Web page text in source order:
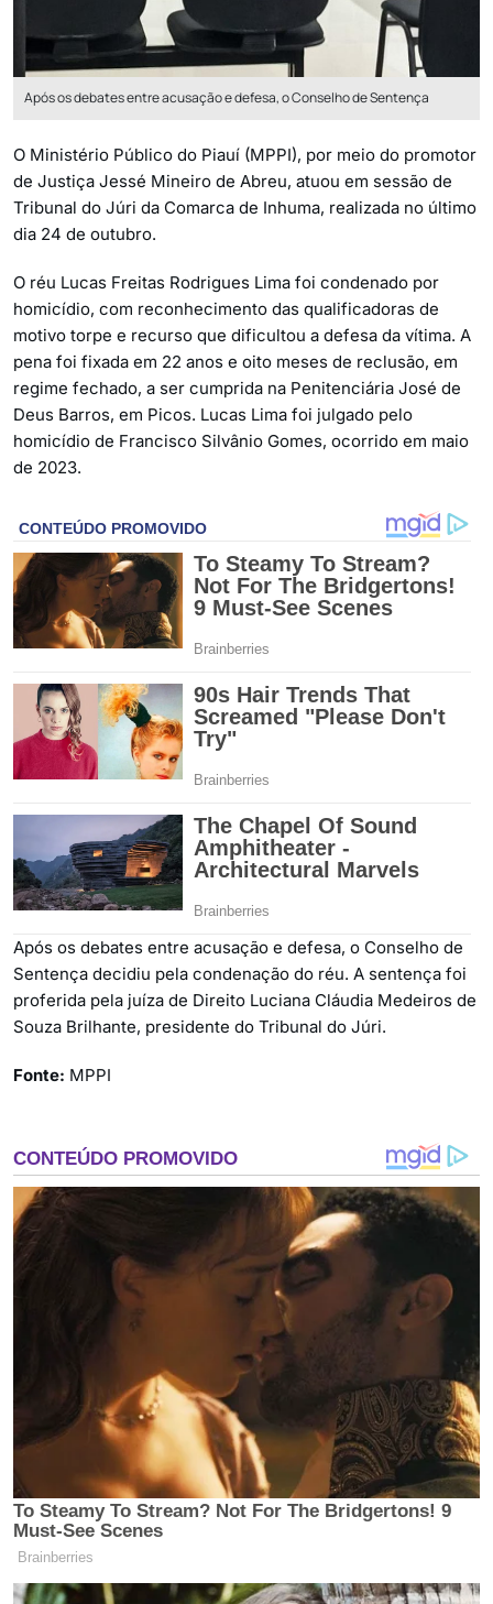
Após os debates entre acusação e defesa, o Conselho de Sentença
O Ministério Público do Piauí (MPPI), por meio do promotor
de Justiça Jessé Mineiro de Abreu, atuou em sessão de
Tribunal do Júri da Comarca de Inhuma, realizada no último
dia 24 de outubro.
O réu Lucas Freitas Rodrigues Lima foi condenado por
homicídio, com reconhecimento das qualificadoras de
motivo torpe e recurso que dificultou a defesa da vítima. A
pena foi fixada em 22 anos e oito meses de reclusão, em
regime fechado, a ser cumprida na Penitenciária José de
Deus Barros, em Picos. Lucas Lima foi julgado pelo
homicídio de Francisco Silvânio Gomes, ocorrido em maio
de 2023.
Após os debates entre acusação e defesa, o Conselho de
Sentença decidiu pela condenação do réu. A sentença foi
proferida pela juíza de Direito Luciana Cláudia Medeiros de
Souza Brilhante, presidente do Tribunal do Júri.
Fonte: MPPI